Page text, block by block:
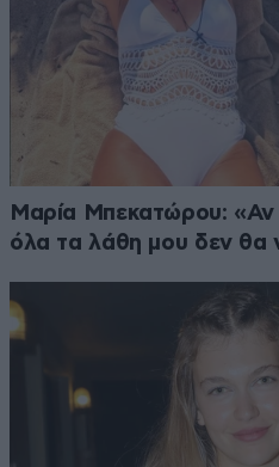
Μαρία Μπεκατώρου: «Αν
όλα τα λάθη μου δεν θα